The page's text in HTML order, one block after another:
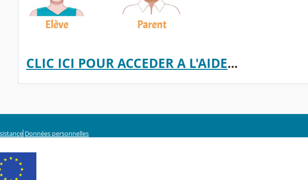
CLIC ICI POUR ACCEDER A L'AIDE...
Données personnelles